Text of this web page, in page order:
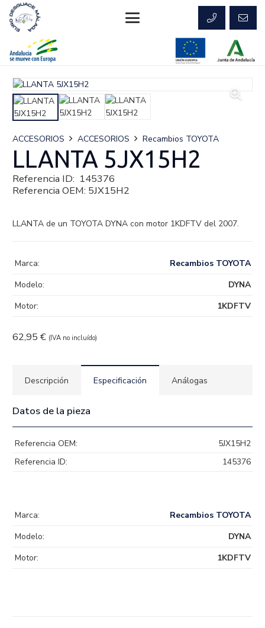
ACCESORIOS ACCESORIOS Recambios TOYOTA
LLANTA 5JX15H2
Referencia ID: 145376
Referencia OEM: 5JX15H2
LLANTA de un TOYOTA DYNA con motor 1KDFTV del 2007.
62,95 € (IVA no incluído)
Marca:
Recambios TOYOTA
Modelo:
DYNA
Motor:
1KDFTV
Descripción Especificación Análogas
Datos de la pieza
Referencia OEM:
5JX15H2
Referencia ID:
145376
Marca:
Recambios TOYOTA
Modelo:
DYNA
Motor:
1KDFTV